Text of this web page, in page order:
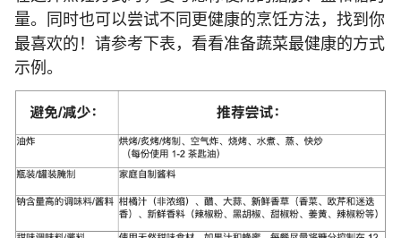
量。同时也可以尝试不同更健康的烹饪方法，找到你
最喜欢的！请参考下表，看看准备蔬菜最健康的方式
示例。